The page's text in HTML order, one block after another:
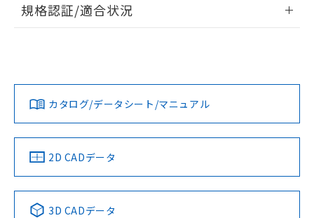
ログイン/会員登録
ダウンロードデータをご利用いただく前に、以下を必ずお読
みください。
ソフトウェアの使用条件
EU RoHS 注意事項・凡例
対応済み
中国 RoHS 注意事項・凡例
規格認証/適合状況
LR型式承認
（イギリス
船舶規格）
DNV型式承認
（ノルウェー
BV型式承認
（フランス
KR型式
（韓国
No No No No
カタログ/データシート/マニュアル
2D CADデータ
3D CADデータ